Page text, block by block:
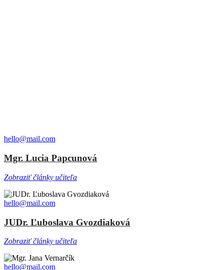
hello@mail.com
Mgr. Lucia Papcunová
Zobraziť články učiteľa
hello@mail.com
JUDr. Ľuboslava Gvozdiaková
Zobraziť články učiteľa
hello@mail.com